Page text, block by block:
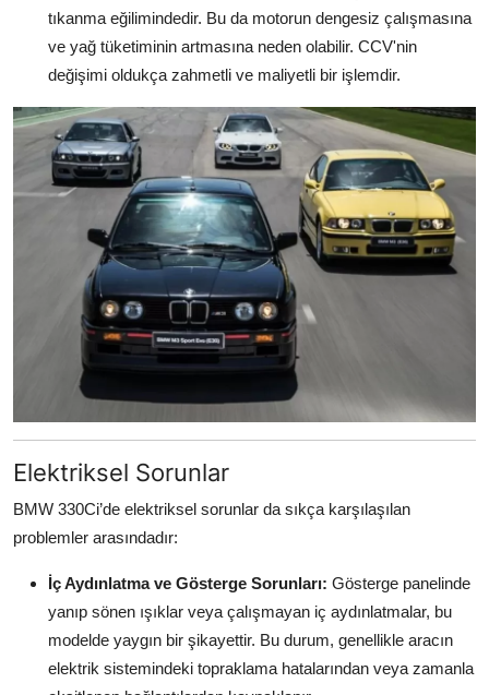
tıkanma eğilimindedir. Bu da motorun dengesiz çalışmasına
ve yağ tüketiminin artmasına neden olabilir. CCV'nin
değişimi oldukça zahmetli ve maliyetli bir işlemdir.
Elektriksel Sorunlar
BMW 330Ci’de elektriksel sorunlar da sıkça karşılaşılan
problemler arasındadır:
İç Aydınlatma ve Gösterge Sorunları: Gösterge panelinde
yanıp sönen ışıklar veya çalışmayan iç aydınlatmalar, bu
modelde yaygın bir şikayettir. Bu durum, genellikle aracın
elektrik sistemindeki topraklama hatalarından veya zamanla